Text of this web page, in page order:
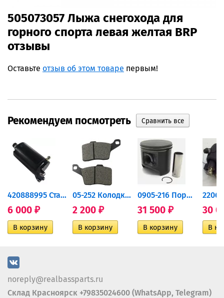
505073057 Лыжа снегохода для
горного спорта левая желтая BRP
отзывы
Оставьте отзыв об этом товаре первым!
Рекомендуем посмотреть
420888995 Стартер для...
6 000 ₽
05-252 Колодки тормозные...
2 200 ₽
0905-216 Поршень Arctic Cat...
31 500 ₽ 30
noreply@realbassparts.ru
Склад Красноярск +79835024600 (WhatsApp, Telegram)